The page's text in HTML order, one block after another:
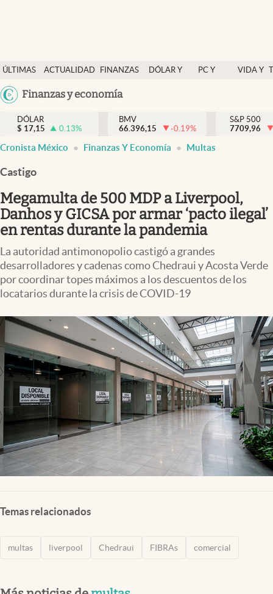
ÚLTIMAS
NOTICIAS
ACTUALIDAD
FINANZAS
DÓLAR Y
PC Y
VIDA Y
México
Finanzas y economía
Actualidad
Finanzas y economía
Dólar y mercados
Pc y celular
Vida y estilo
Tv
Clima
Mediakit
abre en nueva pestaña
México
DÓLAR
$ 17,15 0.13%
BMV
66.396,15
-0.19%
S&P 500
7709,96
Cronista México Finanzas Y Economía Multas
Castigo
Megamulta de 500 MDP a Liverpool,
Danhos y GICSA por armar ‘pacto ilegal’
en rentas durante la pandemia
La autoridad antimonopolio castigó a grandes
desarrolladores y cadenas como Chedraui y Acosta Verde
por coordinar topes máximos a los descuentos de los
locatarios durante la crisis de COVID-19
Temas relacionados
multas liverpool Chedraui FIBRAs comercial